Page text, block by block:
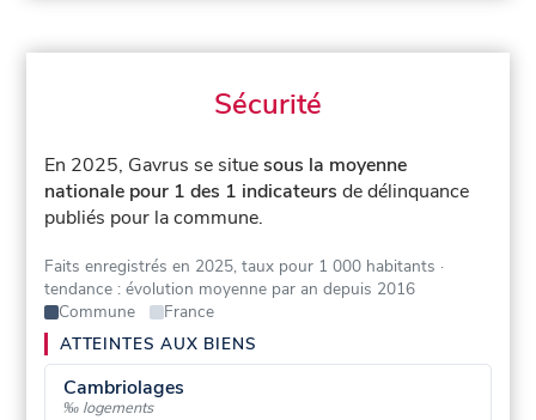
Sécurité
En 2025, Gavrus se situesous la moyenne
nationale pour 1 des 1 indicateurs de délinquance
publiés pour la commune.
Faits enregistrés en 2025, taux pour 1 000 habitants ·
tendance : évolution moyenne par an depuis 2016
Commune
France
ATTEINTES AUX BIENS
Cambriolages
‰ logements